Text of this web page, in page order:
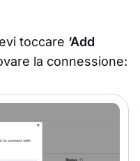
toccare ‘Add
la connessione: